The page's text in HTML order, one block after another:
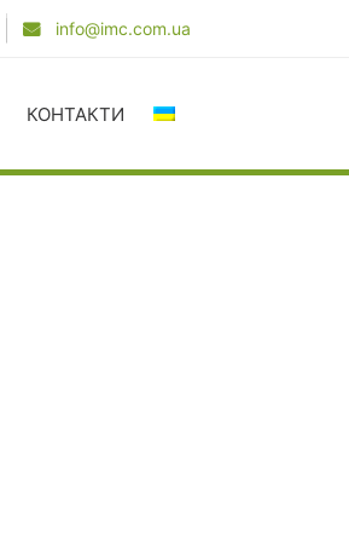
info@imc.com.ua
КОНТАКТИ